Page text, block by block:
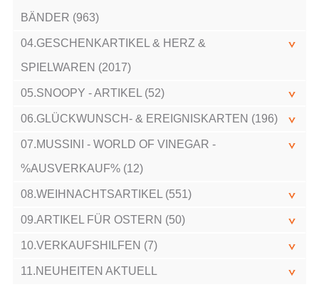
BÄNDER (963)
04.GESCHENKARTIKEL & HERZ &
SPIELWAREN (2017)
05.SNOOPY - ARTIKEL (52)
06.GLÜCKWUNSCH- & EREIGNISKARTEN (196)
07.MUSSINI - WORLD OF VINEGAR -
%AUSVERKAUF% (12)
08.WEIHNACHTSARTIKEL (551)
09.ARTIKEL FÜR OSTERN (50)
10.VERKAUFSHILFEN (7)
11.NEUHEITEN AKTUELL